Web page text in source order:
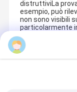
distruttiviLa
esempio, può
non sono visibili
particolarmente
applicazioni ad